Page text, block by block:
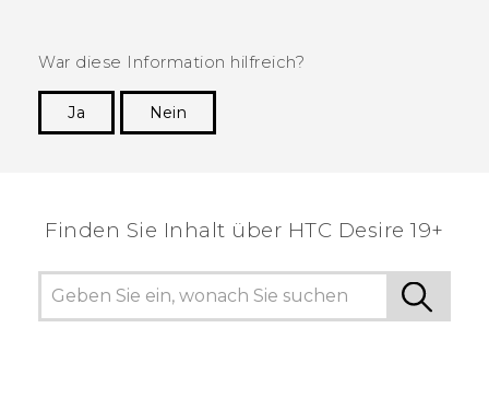
War diese Information hilfreich?
Ja
Nein
Finden Sie Inhalt über‎ ‎HTC Desire 19+‎